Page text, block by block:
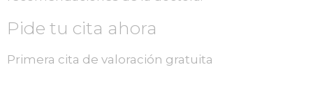
Pide tu cita ahora
Primera cita de valoración gratuita